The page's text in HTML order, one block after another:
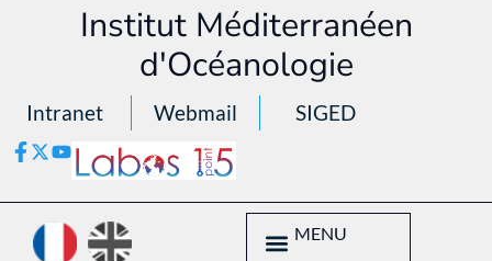
Institut Méditerranéen
d'Océanologie
Intranet Webmail SIGED
MENU